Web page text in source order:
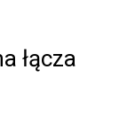
łącza